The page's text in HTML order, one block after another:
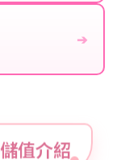
➔
值介紹